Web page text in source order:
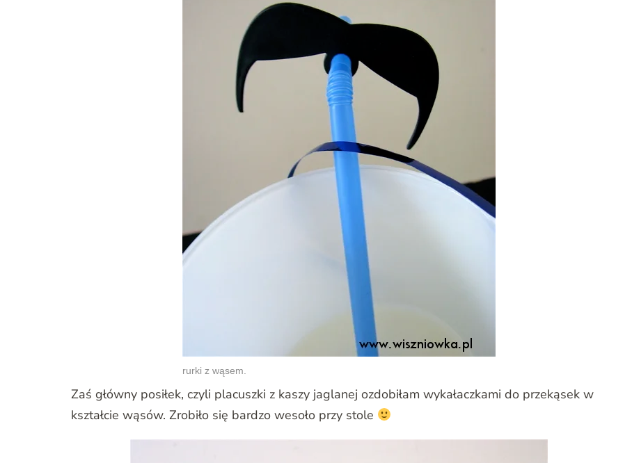
rurki z wąsem.
Zaś główny posiłek, czyli placuszki z kaszy jaglanej ozdobiłam wykałaczkami do przekąsek w
kształcie wąsów. Zrobiło się bardzo wesoło przy stole